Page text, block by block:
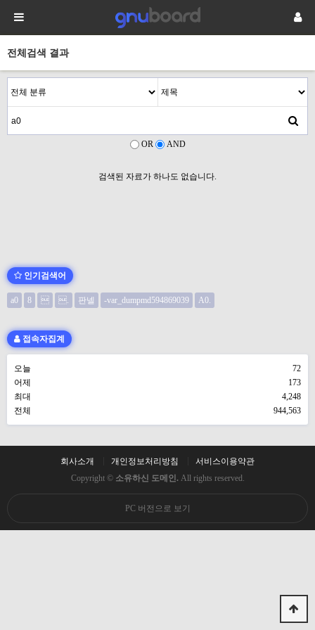
전체검색 결과
OR AND
검색된 자료가 하나도 없습니다.
인기검색어
a0 8  . 판넬 -var_dumpmd594869039 A0.
접속자집계
오늘
72
어제
173
최대
4,248
전체
944,563
회사소개 개인정보처리방침
서비스이용약관
Copyright © 소유하신 도메인. All rights reserved.
PC 버전으로 보기